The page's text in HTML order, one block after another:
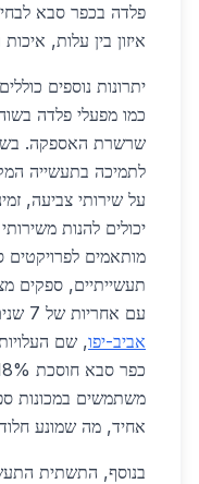
פלדה בכפר סבא
איזון בין עלות,
יתרונות נוספים
כמו מפעלי פלדה
על שירותי צביעה,
יכולים להנות
מותאמים לפרויקטים
תעשייתיים, ספקים
עם אחריות של 7 שנים. בהשוואה ל-
אביב-יפו, שם
משתמשים במכונות
אחיד, מה שמונע
בנוסף, התשתית